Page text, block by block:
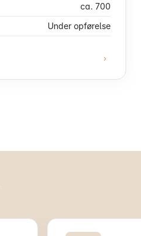
ca. 700
Under opførelse